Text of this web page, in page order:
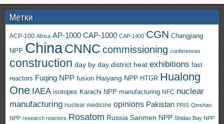
Метки
ACP-100 Africa AP-1000 CAP-1000 CAP-1400 CGN Changjiang
NPP ChinaCNNC commissioning conferences
construction day by day district heat exhibitions fast
reactors Fuqing NPP fusion Haiyang NPP HTGR Hualong
One IAEA isotopes Karachi NPP manufacturing NFC nuclear
manufacturing nuclear medicine opinions Pakistan PRIS Qinshan
NPP research reactors Rosatom Russia Sanmen NPP Shidao Bay NPP